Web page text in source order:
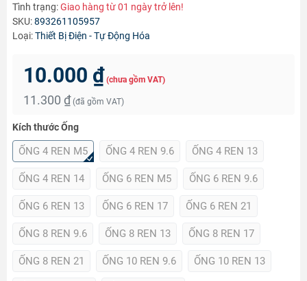
Tình trạng:Giao hàng từ 01 ngày trở lên!
SKU:893261105957
Loại:Thiết Bị Điện - Tự Động Hóa
10.000 ₫ (chưa gồm VAT)
11.300 ₫ (đã gồm VAT)
Kích thước Ống
ỐNG 4 REN M5 ỐNG 4 REN 9.6 ỐNG 4 REN 13
ỐNG 4 REN 14 ỐNG 6 REN M5 ỐNG 6 REN 9.6
ỐNG 6 REN 13 ỐNG 6 REN 17 ỐNG 6 REN 21
ỐNG 8 REN 9.6 ỐNG 8 REN 13 ỐNG 8 REN 17
ỐNG 8 REN 21 ỐNG 10 REN 9.6 ỐNG 10 REN 13